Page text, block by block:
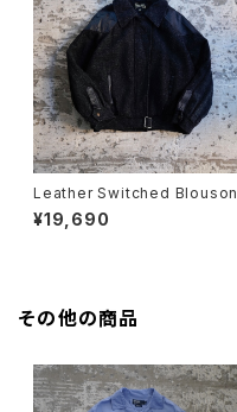
Leather Switched Blouson
¥19,690
その他の商品